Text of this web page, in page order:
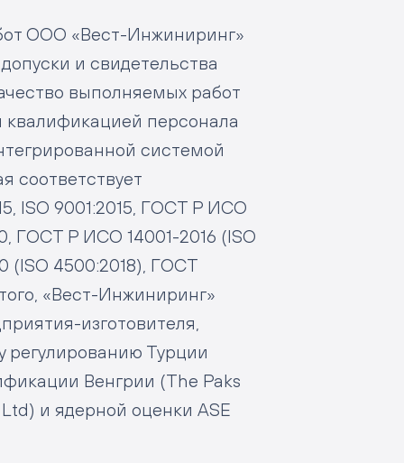
ООО «Вест-Инжиниринг»
и свидетельства
выполняемых работ
персонала
системой
соответствует
ISO 9001:2015, ГОСТ Р ИСО
ГОСТ Р ИСО 14001-2016 (ISO
(ISO 4500:2018), ГОСТ
«Вест-Инжиниринг»
изготовителя,
Турции
Венгрии (The Paks
и ядерной оценки ASE